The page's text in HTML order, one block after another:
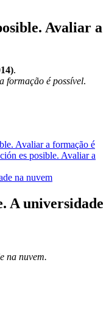
Avaliar a
.
formação é possível.
Avaliar a formação é
es posible. Avaliar a
A universidade
na nuvem.